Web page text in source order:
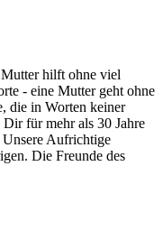
hilft ohne viel
- eine Mutter geht ohne
die in Worten keiner
für mehr als 30 Jahre
Aufrichtige
Die Freunde des